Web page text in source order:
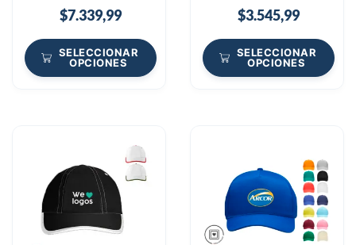
$7.339,99
SELECCIONAR
OPCIONES
$3.545,99
SELECCIONAR
OPCIONES